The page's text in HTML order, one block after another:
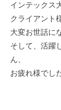
インテックス
クライアント
大変お世話に
そして、活躍
ん、
お疲れ様でし